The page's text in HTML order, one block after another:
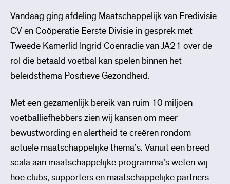
Vandaag ging afdeling Maatschappelijk van Eredivisie
CV en Coöperatie Eerste Divisie in gesprek met
Tweede Kamerlid Ingrid Coenradie van JA21 over de
rol die betaald voetbal kan spelen binnen het
beleidsthema Positieve Gezondheid.
Met een gezamenlijk bereik van ruim 10 miljoen
voetballiefhebbers zien wij kansen om meer
bewustwording en alertheid te creëren rondom
actuele maatschappelijke thema’s. Vanuit een breed
scala aan maatschappelijke programma’s weten wij
hoe clubs, supporters en maatschappelijke partners